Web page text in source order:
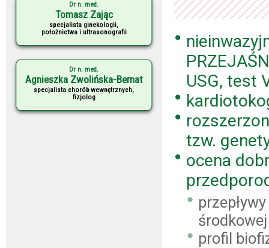
Dr n. med.
Tomasz Zając
specjalista ginekologii,
położnictwa i ultrasonografii
Dr n. med.
Agnieszka Zwolińska-Bernat
specjalista chorób wewnętrznych,
fizjolog
USG, test
tzw.
ocena
profil